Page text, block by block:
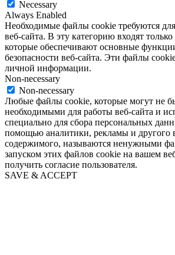
Necessary
Always Enabled
Необходимые файлы cookie требуются
веб-сайта. В эту категорию входят
которые обеспечивают основные
безопасности веб-сайта. Эти файлы
личной информации.
Non-necessary
Non-necessary
Любые файлы cookie, которые могут не
необходимыми для работы веб-сайта и
специально для сбора персональных
помощью аналитики, рекламы и другого
содержимого, называются ненужными
запуском этих файлов cookie на вашем
получить согласие пользователя.
SAVE & ACCEPT